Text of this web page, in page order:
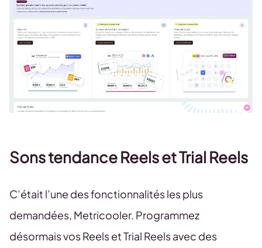
Sons tendance Reels et Trial Reels
C’était l’une des fonctionnalités les plus
demandées, Metricooler. Programmez
désormais vos Reels et Trial Reels avec des